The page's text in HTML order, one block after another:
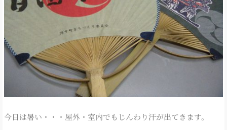
今日は暑い・・・屋外・室内でもじんわり汗が出てきます。